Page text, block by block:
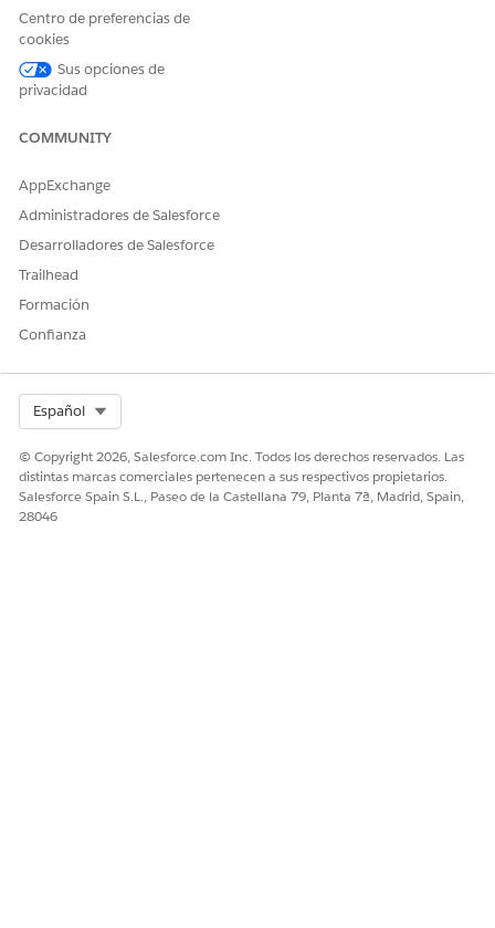
servicio y Analytics, vaya al paso Configurar publicación de
Data 360 y haga clic en
En la página Configurar Analytics, active el conmutador
Adopción de funciones de Analytics.
¿RESOLVIÓ ESTE ARTÍCULO SU PROBLEMA?
¡Háganos saber cómo podemos mejorar!
Sí
Centro de preferencias de
cookies
Sus opciones de
privacidad
COMMUNITY
AppExchange
Administradores de Salesforce
Desarrolladores de Salesforce
Trailhead
Formación
Confianza
Español
© Copyright 2026, Salesforce.com Inc. Todos los derechos reservados. Las
distintas marcas comerciales pertenecen a sus respectivos propietarios.
Salesforce Spain S.L., Paseo de la Castellana 79, Planta 7ª, Madrid, Spain,
28046